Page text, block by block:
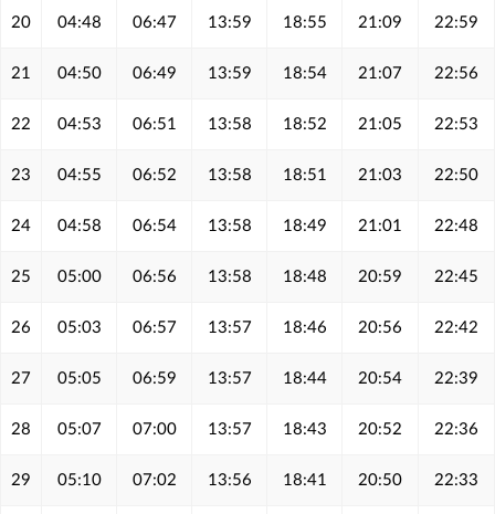
20 04:48 06:47 13:59 18:55 21:09 22:59
21 04:50 06:49 13:59 18:54 21:07 22:56
22 04:53 06:51 13:58 18:52 21:05 22:53
23 04:55 06:52 13:58 18:51 21:03 22:50
24 04:58 06:54 13:58 18:49 21:01 22:48
25 05:00 06:56 13:58 18:48 20:59 22:45
26 05:03 06:57 13:57 18:46 20:56 22:42
27 05:05 06:59 13:57 18:44 20:54 22:39
28 05:07 07:00 13:57 18:43 20:52 22:36
29 05:10 07:02 13:56 18:41 20:50 22:33